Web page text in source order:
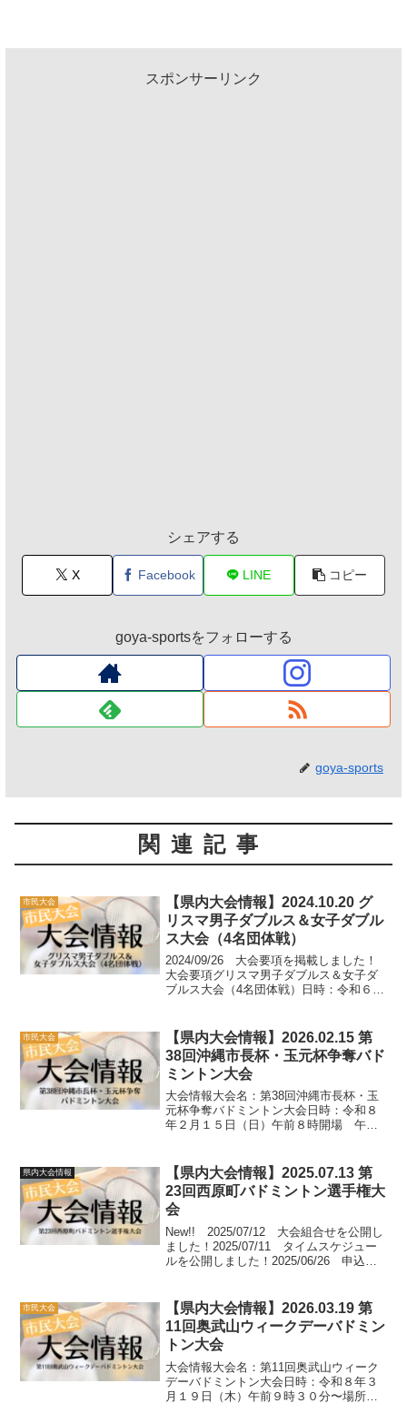
スポンサーリンク
シェアする
X Facebook LINE コピー
goya-sportsをフォローする
goya-sports
関連記事
市民大会
【県内大会情報】2024.10.20 グ
リスマ男子ダブルス＆女子ダブル
ス大会（4名団体戦）
2024/09/26 大会要項を掲載しました！
大会要項グリスマ男子ダブルス＆女子ダ
ブルス大会（4名団体戦）日時：令和６年
Cクラス）※詳細は要項をご確認ください
申込...
市民大会
【県内大会情報】2026.02.15 第
38回沖縄市長杯・玉元杯争奪バド
ミントン大会
大会情報大会名：第38回沖縄市長杯・玉
元杯争奪バドミントン大会日時：令和８
年２月１５日（日）午前８時開場 午前
要項をご確認ください参加料：１チー
ム：８,０００円申込期...
県内大会情報
【県内大会情報】2025.07.13 第
23回西原町バドミントン選手権大
会
New!! 2025/07/12 大会組合せを公開し
ました！2025/07/11 タイムスケジュー
ルを公開しました！2025/06/26 申込状
大会結果大会速報ペ...
市民大会
【県内大会情報】2026.03.19 第
11回奥武山ウィークデーバドミン
トン大会
大会情報大会名：第11回奥武山ウィーク
デーバドミントン大会日時：令和８年３
月１９日（木）午前９時３０分〜場所：